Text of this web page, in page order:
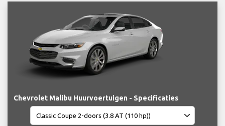
Chevrolet Malibu Huurvoertuigen - Specificaties